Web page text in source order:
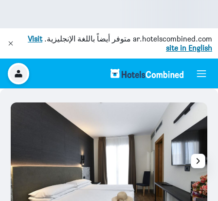
ar.hotelscombined.com متوفر أيضاً باللغة الإنجليزية.Visit
site in English